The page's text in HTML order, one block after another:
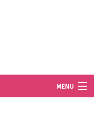
MENU